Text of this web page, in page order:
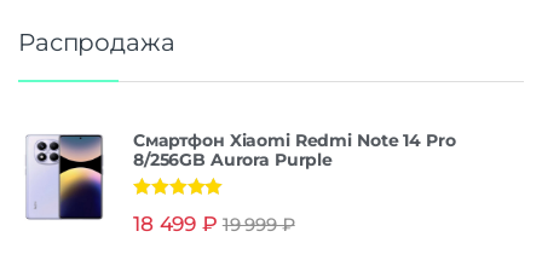
Распродажа
Смартфон Xiaomi Redmi Note 14 Pro
8/256GB Aurora Purple
из 5
18 499 ₽ 19 999₽